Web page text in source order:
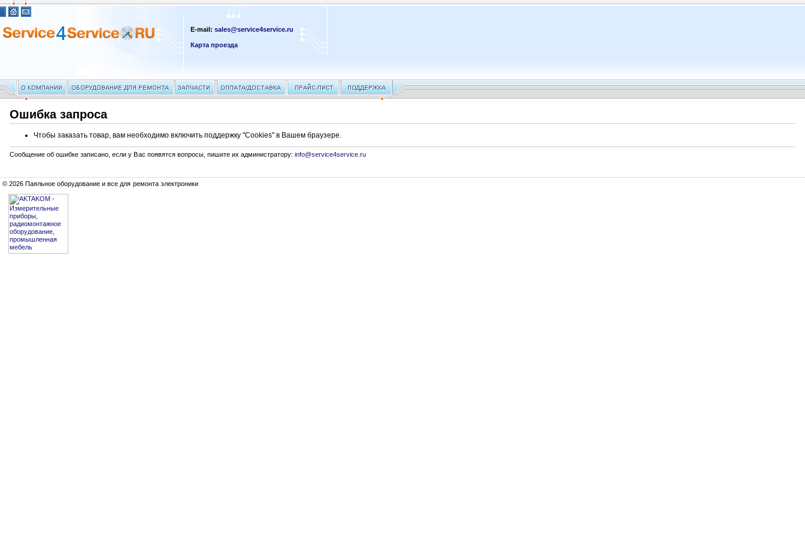
E-mail:sales@service4service.ru
Карта проезда
Ошибка запроса
Чтобы заказать товар, вам необходимо включить поддержку "Cookies" в Вашем браузере.
Сообщение об ошибке записано, если у Вас появятся вопросы, пишите их администратору:info@service4service.ru
© 2026 Паяльное оборудование и все для ремонта электроники